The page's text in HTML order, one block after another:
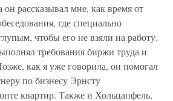
он рассказывал мне, как время от
где специально
чтобы его не взяли на работу.
требования биржи труда и
как я уже говорила, он помогал
по бизнесу Эрнсту
квартир. Также и Хольцапфель,